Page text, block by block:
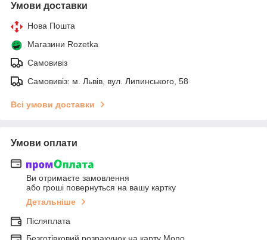
Умови доставки
Нова Пошта
Магазини Rozetka
Самовивіз
Самовивіз: м. Львів, вул. Липинського, 58
Всі умови доставки
Умови оплати
Ви отримаєте замовлення
або гроші повернуться на вашу картку
Детальніше
Післяплата
Безготівковий розрахунок на карту Mono